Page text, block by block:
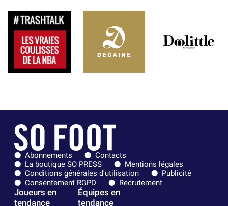
Abonnements
Contacts
La boutique SO PRESS
Mentions légales
Conditions générales d'utilisation
Publicité
Consentement RGPD
Recrutement
Joueurs en
tendance
Équipes en
tendance